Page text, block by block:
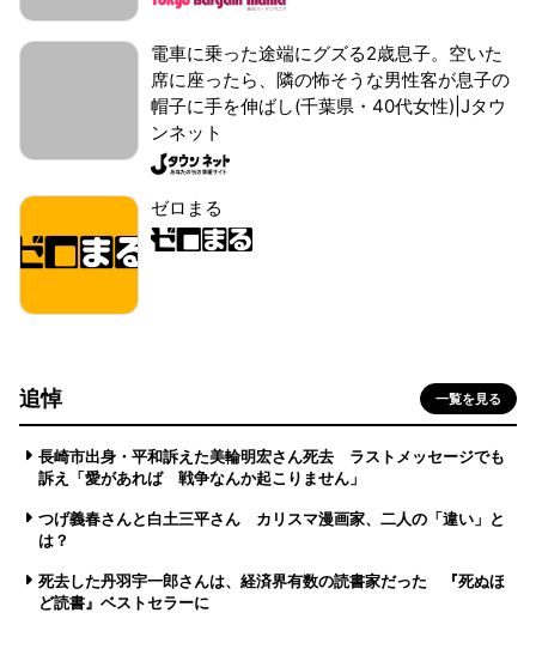
電車に乗った途端にグズる2歳息子。空いた
席に座ったら、隣の怖そうな男性客が息子の
帽子に手を伸ばし(千葉県・40代女性)|Jタウ
ンネット
ゼロまる
追悼 一覧を見る
長崎市出身・平和訴えた美輪明宏さん死去 ラストメッセージでも
訴え「愛があれば 戦争なんか起こりません」
つげ義春さんと白土三平さん カリスマ漫画家、二人の「違い」と
は？
死去した丹羽宇一郎さんは、経済界有数の読書家だった 『死ぬほ
ど読書』ベストセラーに